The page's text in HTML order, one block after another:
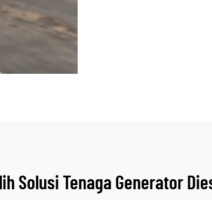
Solusi Tenaga Generator